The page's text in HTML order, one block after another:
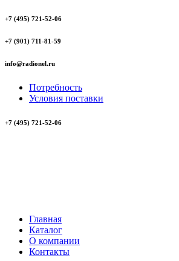
+7 (495) 721-52-06
+7 (901) 711-81-59
info@radionel.ru
Потребность
Условия поставки
+7 (495) 721-52-06
Главная
Каталог
О компании
Контакты